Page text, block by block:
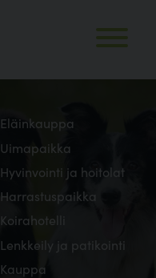
Eläinkauppa
Uimapaikka
Hyvinvointi ja hoitolat
Harrastuspaikka
Koirahotelli
Lenkkeily ja patikointi
Kauppa